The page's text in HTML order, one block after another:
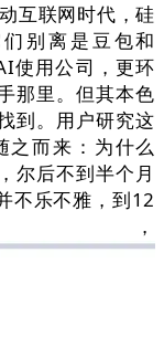
互联网时代，硅
别离是豆包和
使用公司，更环
那里。但其本色
到。用户研究这
之而来：为什么
尔后不到半个月
不乐不雅，到12